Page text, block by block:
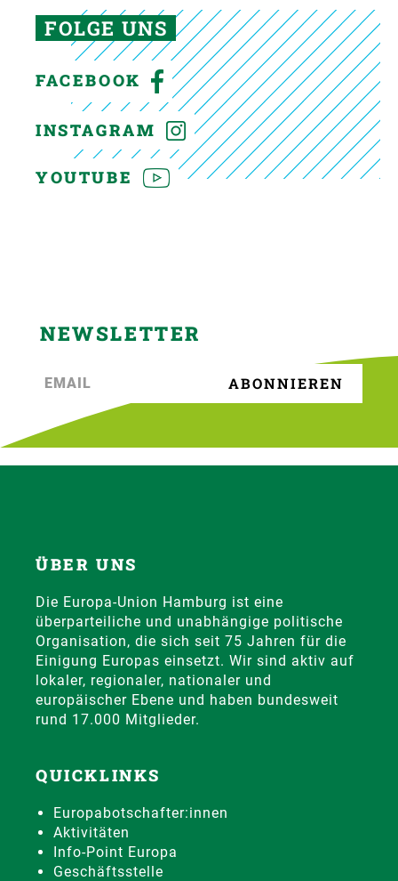
FOLGE UNS
FACEBOOK
INSTAGRAM
YOUTUBE
NEWSLETTER
ÜBER UNS
Die Europa-Union Hamburg ist eine
überparteiliche und unabhängige politische
Organisation, die sich seit 75 Jahren für die
Einigung Europas einsetzt. Wir sind aktiv auf
lokaler, regionaler, nationaler und
europäischer Ebene und haben bundesweit
rund 17.000 Mitglieder.
QUICKLINKS
Europabotschafter:innen
Aktivitäten
Info-Point Europa
Geschäftsstelle